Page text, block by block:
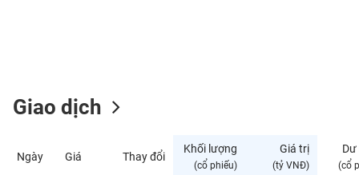
Giao dịch
Ngày Giá Thay đổi
Khối lượng
(cổ phiếu)
Giá trị
(tỷ VNĐ)
Dư
(cổ
CÁ